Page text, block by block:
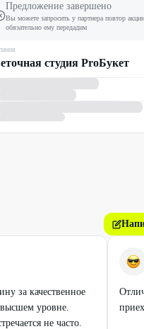
Предложение завершено
Вы можете запросить у партнера повтор
обязательно ему передадим
студия ProБукет
за качественное
высшем уровне.
не часто.